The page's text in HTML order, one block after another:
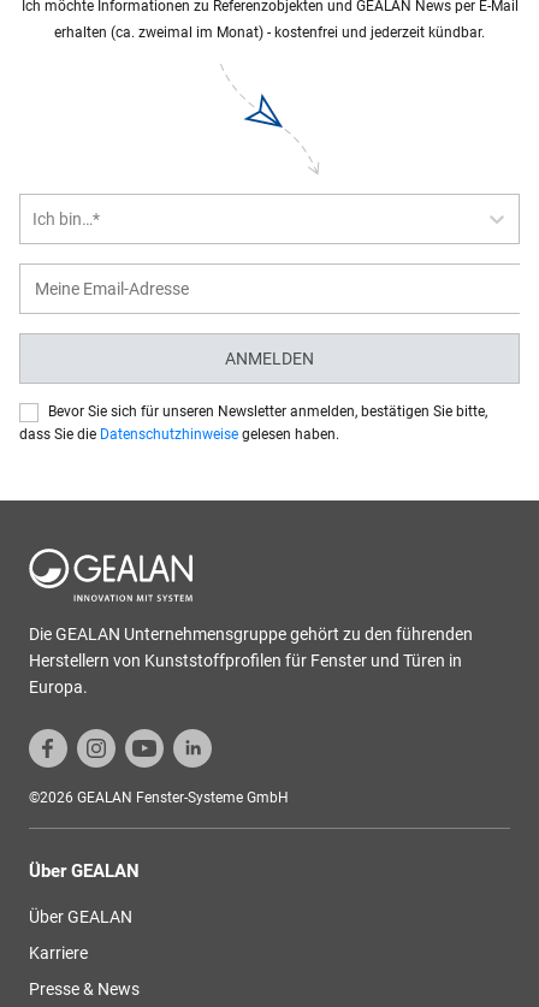
Ich möchte Informationen zu Referenzobjekten und GEALAN News per E-Mail
erhalten (ca. zweimal im Monat) - kostenfrei und jederzeit kündbar.
Ich bin…*
ANMELDEN
Bevor Sie sich für unseren Newsletter anmelden, bestätigen Sie bitte,
dass Sie die Datenschutzhinweise gelesen haben.
Die GEALAN Unternehmensgruppe gehört zu den führenden
Herstellern von Kunststoffprofilen für Fenster und Türen in
Europa.
©2026 GEALAN Fenster-Systeme GmbH
Über GEALAN
Über GEALAN
Karriere
Presse & News